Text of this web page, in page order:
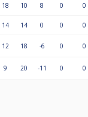
18 10 8 0 0
14 14 0 0 0
12 18 -6 0 0
9 20 -11 0 0